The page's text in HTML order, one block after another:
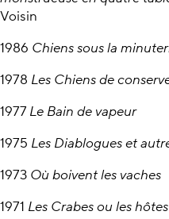
Voisin
1986 Chiens sous la
1978 Les Chiens de
1977 Le Bain de vapeur
1975 Les Diablogues et
1973 Où boivent les vaches
1971 Les Crabes ou les